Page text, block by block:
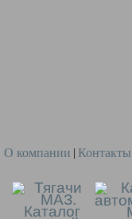
О компании Контакты